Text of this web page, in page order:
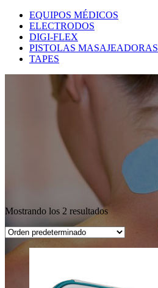
EQUIPOS MÉDICOS
ELECTRODOS
DIGI-FLEX
PISTOLAS MASAJEADORAS
TAPES
Mostrando los 2 resultados